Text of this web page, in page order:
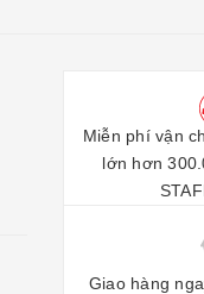
Miễn phí vận
lớn hơn
Giao hàng